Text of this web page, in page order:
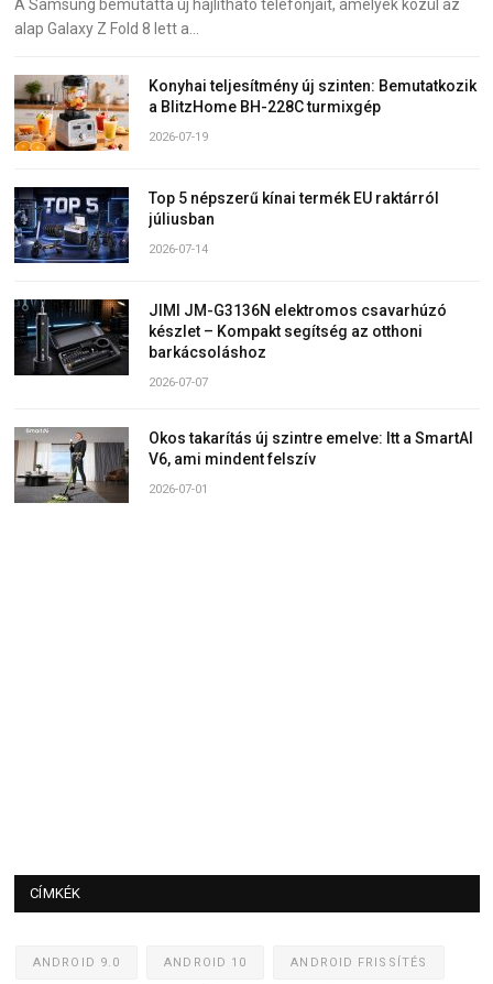
A Samsung bemutatta új hajlítható telefonjait, amelyek közül az
alap Galaxy Z Fold 8 lett a…
Konyhai teljesítmény új szinten: Bemutatkozik
a BlitzHome BH-228C turmixgép
2026-07-19
Top 5 népszerű kínai termék EU raktárról
júliusban
2026-07-14
JIMI JM-G3136N elektromos csavarhúzó
készlet – Kompakt segítség az otthoni
barkácsoláshoz
2026-07-07
Okos takarítás új szintre emelve: Itt a SmartAI
V6, ami mindent felszív
2026-07-01
CÍMKÉK
ANDROID 9.0 ANDROID 10 ANDROID FRISSÍTÉS